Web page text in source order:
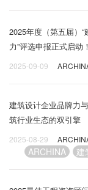
2025年度（第五届）“
力”评选申报正式启动！
2025-09-09
建筑设计企业品牌力
筑行业生态的双引擎
2025-08-29
ARCHINA 建